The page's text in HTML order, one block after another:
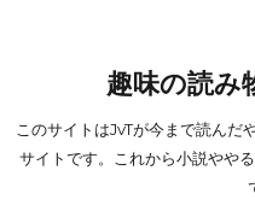
趣味の読み
このサイトはJvTが今まで読んだ
サイトです。これから小説やや